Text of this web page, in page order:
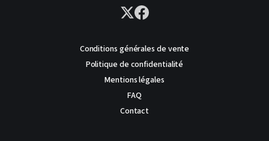
Conditions générales de vente
Politique de confidentialité
Mentions légales
FAQ
Contact